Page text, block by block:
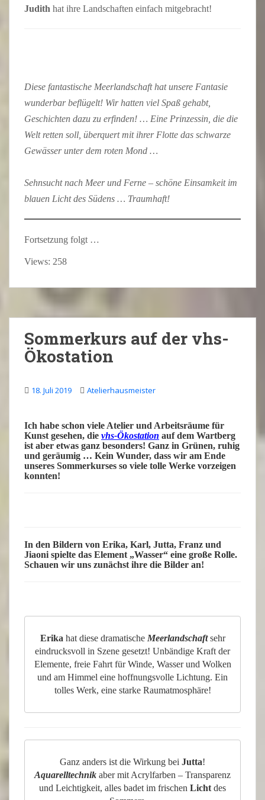
Judith hat ihre Landschaften einfach mitgebracht!
Diese fantastische Meerlandschaft hat unsere Fantasie
wunderbar beflügelt! Wir hatten viel Spaß gehabt,
Geschichten dazu zu erfinden! … Eine Prinzessin, die die
Welt retten soll, überquert mit ihrer Flotte das schwarze
Gewässer unter dem roten Mond …
Sehnsucht nach Meer und Ferne – schöne Einsamkeit im
blauen Licht des Südens … Traumhaft!
Fortsetzung folgt …
Views: 258
Sommerkurs auf der vhs-
Ökostation
18. Juli 2019 Atelierhausmeister
Ich habe schon viele Atelier und Arbeitsräume für
Kunst gesehen, die vhs-Ökostation auf dem Wartberg
ist aber etwas ganz besonders! Ganz in Grünen, ruhig
und geräumig … Kein Wunder, dass wir am Ende
unseres Sommerkurses so viele tolle Werke vorzeigen
konnten!
In den Bildern von Erika, Karl, Jutta, Franz und
Jiaoni spielte das Element „Wasser“ eine große Rolle.
Schauen wir uns zunächst ihre die Bilder an!
Erika hat diese dramatische Meerlandschaftsehr
eindrucksvoll in Szene gesetzt! Unbändige Kraft der
Elemente, freie Fahrt für Winde, Wasser und Wolken
und am Himmel eine hoffnungsvolle Lichtung. Ein
tolles Werk, eine starke Raumatmosphäre!
Ganz anders ist die Wirkung bei Jutta!
Aquarelltechnik aber mit Acrylfarben – Transparenz
und Leichtigkeit, alles badet im frischen Licht des